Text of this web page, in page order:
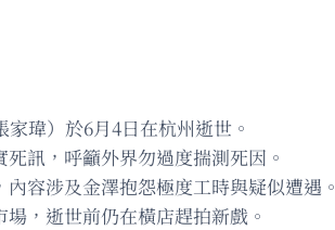
瑋）於6月4日在杭州逝世。
訊，呼籲外界勿過度揣測死因。
容涉及金澤抱怨極度工時與疑似遭遇。
，逝世前仍在橫店趕拍新戲。